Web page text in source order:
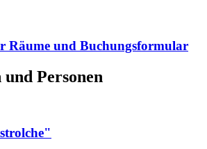
Räume und Buchungsformular
und Personen